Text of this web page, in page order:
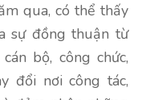
qua, có thể thấy
sự đồng thuận từ
bộ, công chức,
đổi nơi công tác,